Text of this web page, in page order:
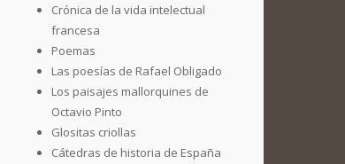
Crónica de la vida intelectual
francesa
Poemas
Las poesías de Rafael Obligado
Los paisajes mallorquines de
Octavio Pinto
Glositas criollas
Cátedras de historia de España